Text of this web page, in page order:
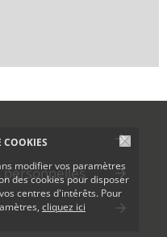
modifier vos paramètres
des cookies pour disposer
centres d'intérêts. Pour
cliquez ici